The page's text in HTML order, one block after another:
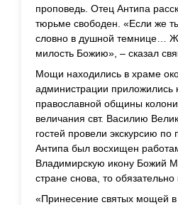
проповедь. Отец Антипа
тюрьме свободен. «Если же
словно в душной темнице…
милость Божию», – сказал
Мощи находились в храме
администрации приложились
православной общины
величания свт. Василию
гостей провели экскурсию
Антипа был восхищен
Владимирскую икону Божий
стране снова, то обязательно
«Принесение святых мощей в